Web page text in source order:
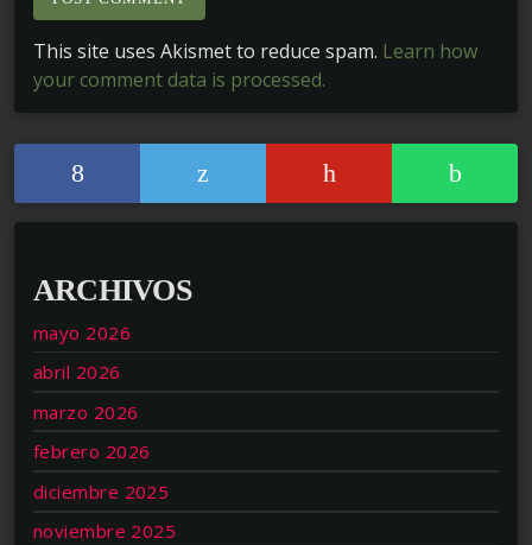
This site uses Akismet to reduce spam. Learn how
your comment data is processed.
ARCHIVOS
mayo 2026
abril 2026
marzo 2026
febrero 2026
diciembre 2025
noviembre 2025